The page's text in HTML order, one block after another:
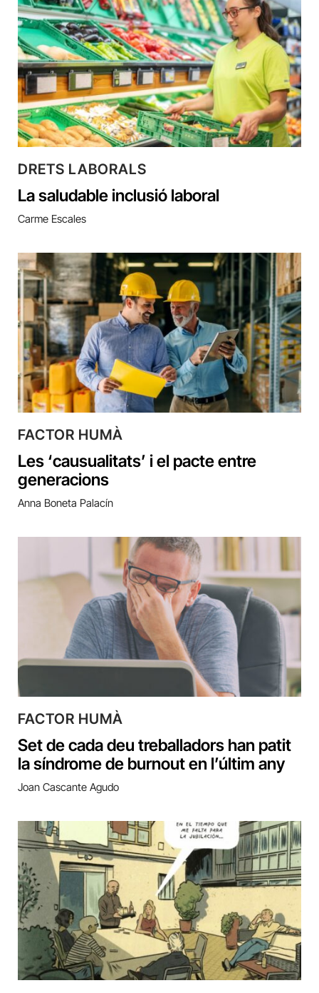
DRETS LABORALS
La saludable inclusió laboral
Carme Escales
FACTOR HUMÀ
Les ‘causualitats’ i el pacte entre
generacions
Anna Boneta Palacín
FACTOR HUMÀ
Set de cada deu treballadors han patit
la síndrome de burnout en l’últim any
Joan Cascante Agudo